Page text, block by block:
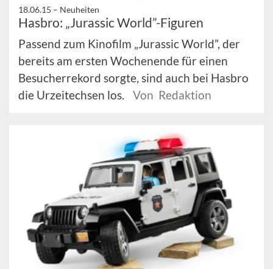
18.06.15 – Neuheiten
Hasbro: „Jurassic World”-Figuren
Passend zum Kinofilm „Jurassic World”, der
bereits am ersten Wochenende für einen
Besucherrekord sorgte, sind auch bei Hasbro
die Urzeitechsen los.
Von Redaktion